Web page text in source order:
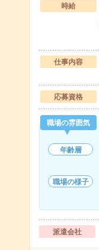
時給
仕事内容
応募資格
職場の雰囲気
年齢層
職場の様子
派遣会社